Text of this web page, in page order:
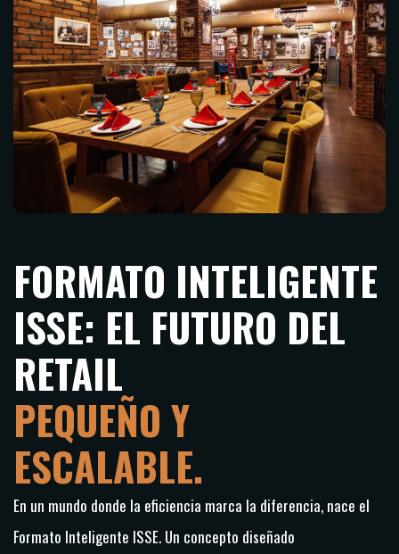
FORMATO INTELIGENTE
ISSE: EL FUTURO DEL
RETAIL
PEQUEÑO Y
ESCALABLE.
En un mundo donde la eficiencia marca la diferencia, nace el
Formato Inteligente ISSE. Un concepto diseñado